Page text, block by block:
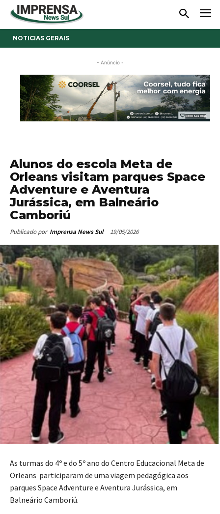
NOTICIAS GERAIS
- Anúncio -
Alunos do escola Meta de
Orleans visitam parques Space
Adventure e Aventura
Jurássica, em Balneário
Camboriú
Publicado por Imprensa News Sul 19/05/2026
As turmas do 4º e do 5º ano do Centro Educacional Meta de
Orleans participaram de uma viagem pedagógica aos
parques Space Adventure e Aventura Jurássica, em
Balneário Camboriú.